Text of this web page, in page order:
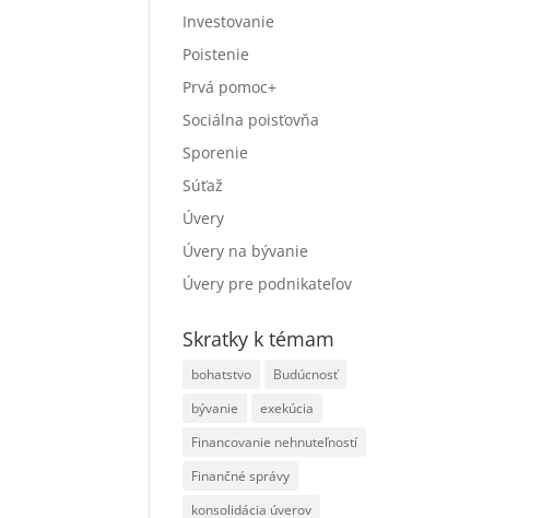
Investovanie
Poistenie
Prvá pomoc+
Sociálna poisťovňa
Sporenie
Súťaž
Úvery
Úvery na bývanie
Úvery pre podnikateľov
Skratky k témam
bohatstvo
Budúcnosť
bývanie
exekúcia
Financovanie nehnuteľností
Finančné správy
konsolidácia úverov